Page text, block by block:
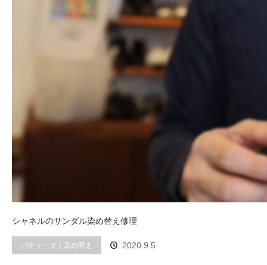
シャネルのサンダル染め替え修理
パティーヌ｜染め替え 2020.9.5